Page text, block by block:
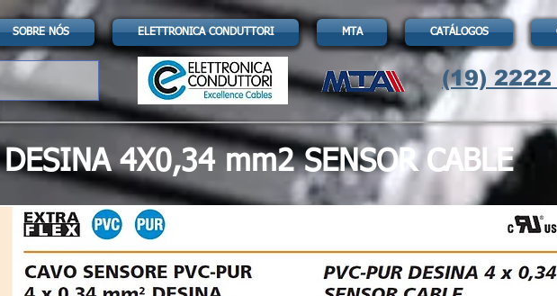
SOBRE NÓS ELETTRONICA CONDUTTORI MTA CATÁLOGOS
(19)
DESINA 4X0,34 mm2 SENSOR CABLE